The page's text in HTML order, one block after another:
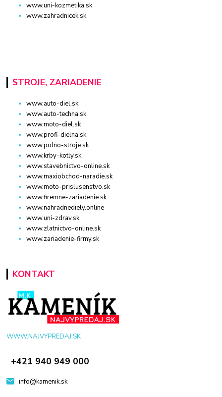
www.uni-kozmetika.sk
www.zahradnicek.sk
STROJE, ZARIADENIE
www.auto-diel.sk
www.auto-techna.sk
www.moto-diel.sk
www.profi-dielna.sk
www.polno-stroje.sk
www.krby-kotly.sk
www.stavebnictvo-online.sk
www.maxiobchod-naradie.sk
www.moto-prislusenstvo.sk
www.firemne-zariadenie.sk
www.nahradnediely.online
www.uni-zdrav.sk
www.zlatnictvo-online.sk
www.zariadenie-firmy.sk
KONTAKT
WWW.NAJVYPREDAJ.SK
+421 940 949 000
info@kamenik.sk